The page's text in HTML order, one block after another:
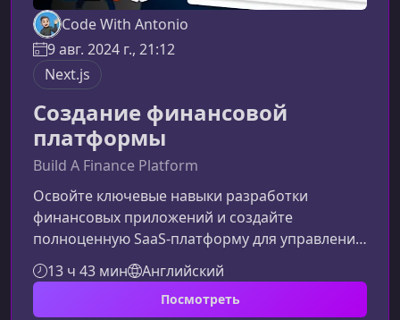
Code With Antonio
9 авг. 2024 г., 21:12
Next.js
Создание финансовой
платформы
Build A Finance Platform
Освойте ключевые навыки разработки
финансовых приложений и создайте
полноценную SaaS‑платформу для управления
личными и корпоративными финансами. Курс
поможет вам пройти путь от базовой
архитектуры до интеграции платёжных
13 ч 43 мин Английский
Посмотреть